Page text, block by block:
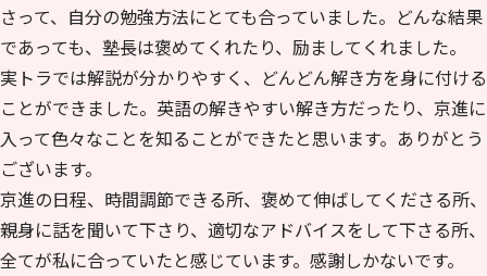
さって、自分の勉強方法にとても合っていました。どんな結果
であっても、塾長は褒めてくれたり、励ましてくれました。
実トラでは解説が分かりやすく、どんどん解き方を身に付ける
ことができました。英語の解きやすい解き方だったり、京進に
入って色々なことを知ることができたと思います。ありがとう
ございます。
京進の日程、時間調節できる所、褒めて伸ばしてくださる所、
親身に話を聞いて下さり、適切なアドバイスをして下さる所、
全てが私に合っていたと感じています。感謝しかないです。